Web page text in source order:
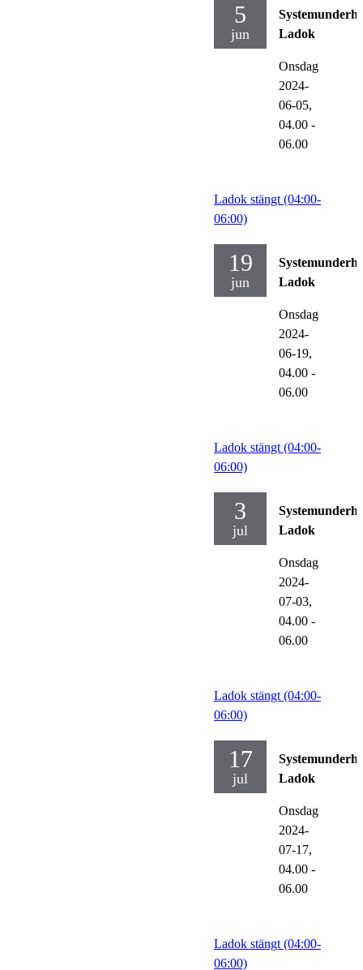
5
jun
Ladok
Onsdag
2024-
06-05,
04.00 -
06.00
Ladok stängt (04:00-
06:00)
19
jun
Ladok
Onsdag
2024-
06-19,
04.00 -
06.00
Ladok stängt (04:00-
06:00)
3
jul
Ladok
Onsdag
2024-
07-03,
04.00 -
06.00
Ladok stängt (04:00-
06:00)
17
jul
Ladok
Onsdag
2024-
07-17,
04.00 -
06.00
Ladok stängt (04:00-
06:00)